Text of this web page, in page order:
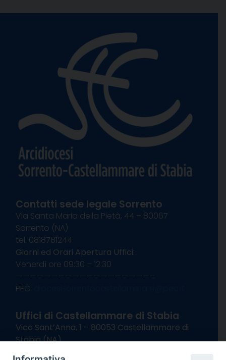
Contatti sede legale Sorrento
Via Santa Maria della Pietà, 44 – 80067
Sorrento (NA)
tel. 0818781244
Giorni ed Orari Apertura Uffici:
Venerdì ore 09:30 – 12:30
———————————————————–
PEC:
Uffici di Castellammare di Stabia
Vico Sant’Anna, 1 – 80053 Castellammare di
Stabia (NA)